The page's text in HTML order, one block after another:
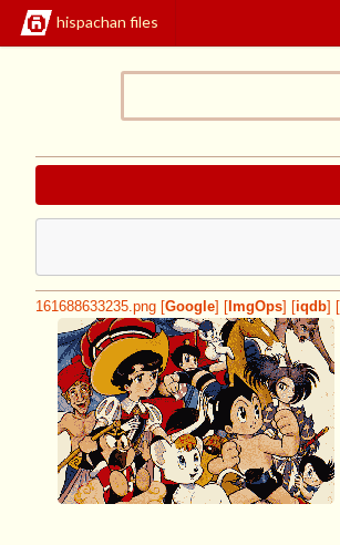
hispachan files
161688633235.png Google ImgOps iqdb